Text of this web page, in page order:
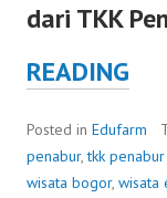
dari TKK
READING
Posted in Edufarm
penabur,tkk penabur
wisata bogor, wisata